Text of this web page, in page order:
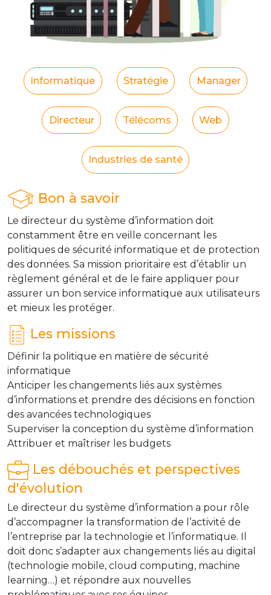
Informatique Stratégie Manager
Directeur Télécoms Web
Industries de santé
Bon à savoir
Le directeur du système d’information doit
constamment être en veille concernant les
politiques de sécurité informatique et de protection
des données. Sa mission prioritaire est d’établir un
règlement général et de le faire appliquer pour
assurer un bon service informatique aux utilisateurs
et mieux les protéger.
Les missions
Définir la politique en matière de sécurité
informatique
Anticiper les changements liés aux systèmes
d’informations et prendre des décisions en fonction
des avancées technologiques
Superviser la conception du système d’information
Attribuer et maîtriser les budgets
Les débouchés et perspectives
d'évolution
Le directeur du système d’information a pour rôle
d’accompagner la transformation de l’activité de
l’entreprise par la technologie et l’informatique. Il
doit donc s’adapter aux changements liés au digital
(technologie mobile, cloud computing, machine
learning…) et répondre aux nouvelles